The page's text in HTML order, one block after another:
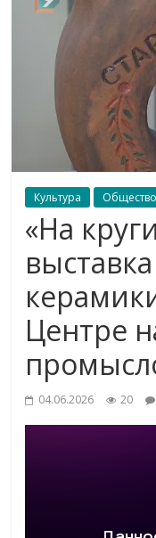
Культура Общество
«На
Центре
04.06.2026 20